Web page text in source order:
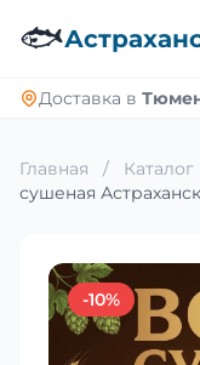
🐟
Доставка в
Главная / Каталог
сушеная
-10%